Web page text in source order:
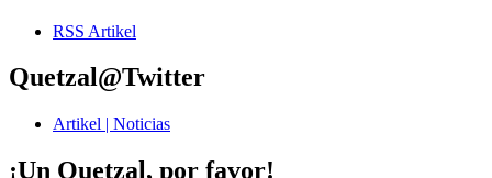
RSS Artikel
Quetzal@Twitter
Artikel | Noticias
¡Un Quetzal, por favor!